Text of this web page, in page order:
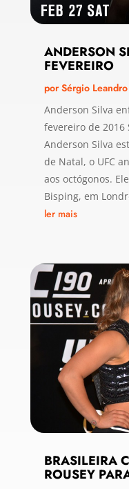
ANDERSON
FEVEREIRO
porSérgio Leandro
Anderson Silva
fevereiro de 2016
Anderson Silva
de Natal, o UFC
aos octógonos.
Bisping, em
ler mais
BRASILEIRA
ROUSEY